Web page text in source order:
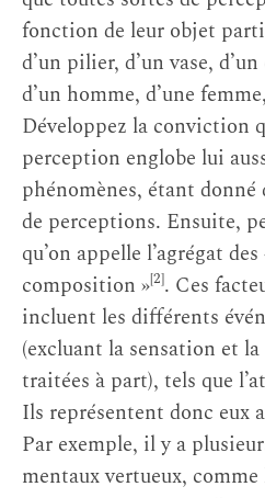
fonction de leur objet
d’un pilier, d’un vase,
d’un homme, d’une
Développez la conviction
perception englobe lui
phénomènes, étant donné
de perceptions. Ensuite,
qu’on appelle l’agrégat
composition »[2]. Ces
incluent les différents
(excluant la sensation et
traitées à part), tels que
Ils représentent donc eux
Par exemple, il y a
mentaux vertueux,